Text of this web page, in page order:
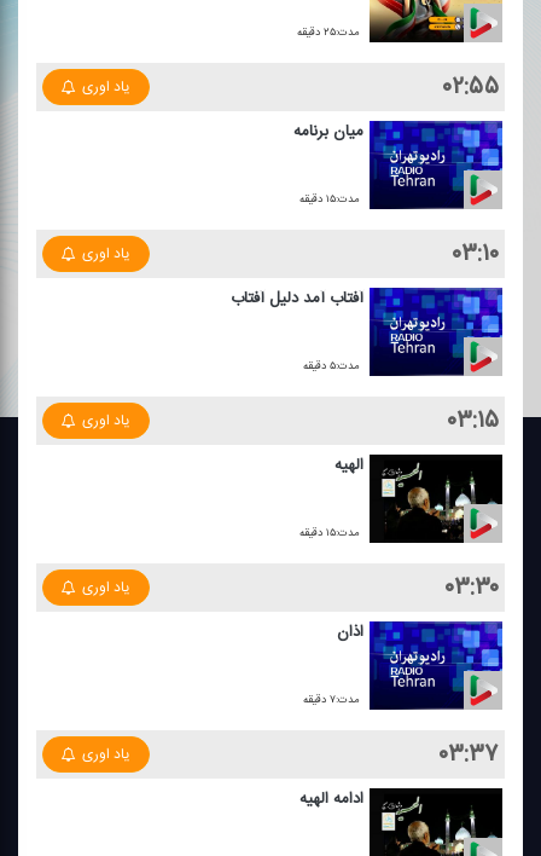
مدت:۲۵ دقیقه
۰۲:۵۵ یاد اوری
میان برنامه
مدت:۱۵ دقیقه
۰۳:۱۰ یاد اوری
آفتاب آمد دلیل آفتاب
مدت:۵ دقیقه
۰۳:۱۵ یاد اوری
الهیه
مدت:۱۵ دقیقه
۰۳:۳۰ یاد اوری
اذان
مدت:۷ دقیقه
۰۳:۳۷ یاد اوری
ادامه الهیه